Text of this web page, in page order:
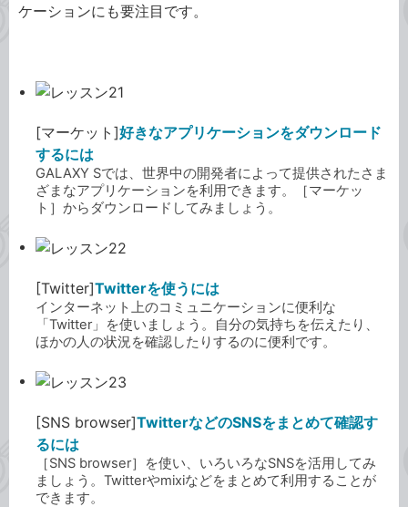
ケーションにも要注目です。
[マーケット]好きなアプリケーションをダウンロード
するには
GALAXY Sでは、世界中の開発者によって提供されたさま
ざまなアプリケーションを利用できます。［マーケッ
ト］からダウンロードしてみましょう。
[Twitter]Twitterを使うには
インターネット上のコミュニケーションに便利な
「Twitter」を使いましょう。自分の気持ちを伝えたり、
ほかの人の状況を確認したりするのに便利です。
[SNS browser]TwitterなどのSNSをまとめて確認す
るには
［SNS browser］を使い、いろいろなSNSを活用してみ
ましょう。Twitterやmixiなどをまとめて利用することが
できます。